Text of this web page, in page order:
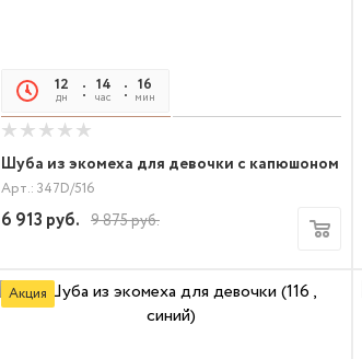
12
дн
14
час
16
мин
Шуба из экомеха для девочки с капюшоном
Арт.: 347D/516
6 913 руб. 9 875руб.
Акция